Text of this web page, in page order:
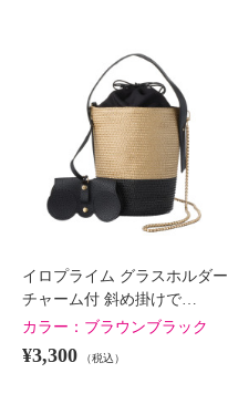
イロプライム グラスホルダー
チャーム付 斜め掛けで…
カラー： ブラウンブラック
¥3,300 （税込）